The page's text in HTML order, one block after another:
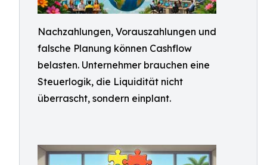
Nachzahlungen, Vorauszahlungen und
falsche Planung können Cashflow
belasten. Unternehmer brauchen eine
Steuerlogik, die Liquidität nicht
überrascht, sondern einplant.